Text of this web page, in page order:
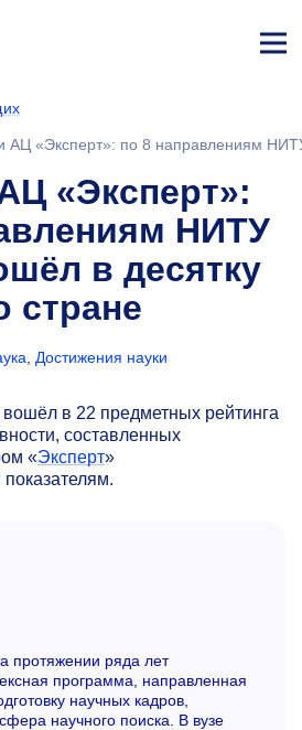
ине
АЦ «Эксперт»: по 8 направлениям
«Эксперт»:
НИТУ
в десятку
стране
Достижения науки
в 22 предметных рейтинга
составленных
«Эксперт»
ряда лет
программа, направленная
научных кадров,
научного поиска. В вузе